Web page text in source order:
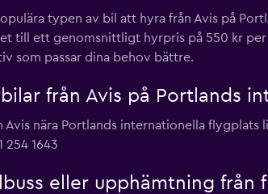
typen av bil att hyra från Avis på
till ett genomsnittligt hyrpris på 550 kr per
som passar dina behov bättre.
från Avis på Portlands
nära Portlands internationella
254 1643
eller upphämtning från